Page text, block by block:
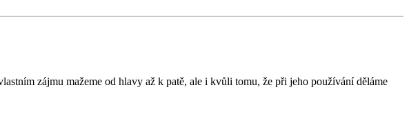
zájmu mažeme od hlavy až k patě, ale i kvůli tomu, že při jeho používání děláme